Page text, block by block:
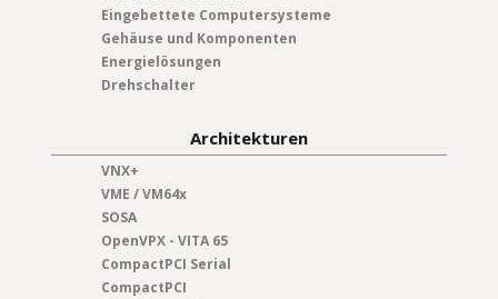
Eingebettete Computersysteme
Gehäuse und Komponenten
Energielösungen
Drehschalter
Architekturen
VNX+
VME / VM64x
SOSA
OpenVPX - VITA 65
CompactPCI Serial
CompactPCI